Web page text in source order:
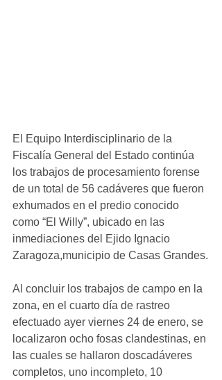
El Equipo Interdisciplinario de la
Fiscalía General del Estado continúa
los trabajos de procesamiento forense
de un total de 56 cadáveres que fueron
exhumados en el predio conocido
como “El Willy”, ubicado en las
inmediaciones del Ejido Ignacio
Zaragoza,municipio de Casas Grandes.
Al concluir los trabajos de campo en la
zona, en el cuarto día de rastreo
efectuado ayer viernes 24 de enero, se
localizaron ocho fosas clandestinas, en
las cuales se hallaron doscadáveres
completos, uno incompleto, 10